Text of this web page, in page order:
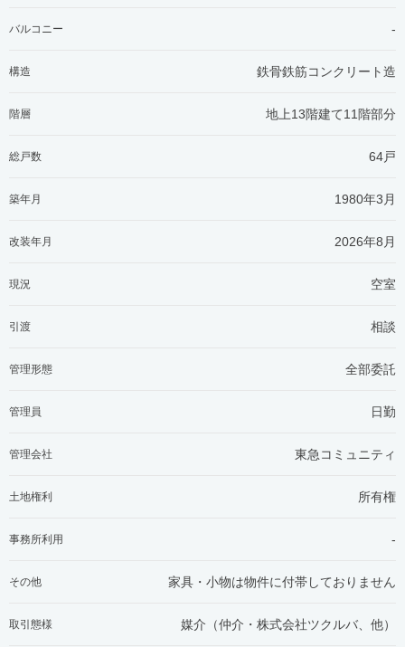
バルコニー -
構造 鉄骨鉄筋コンクリート造
階層 地上13階建て11階部分
総戸数 64戸
築年月 1980年3月
改装年月 2026年8月
現況 空室
引渡 相談
管理形態 全部委託
管理員 日勤
管理会社 東急コミュニティ
土地権利 所有権
事務所利用 -
その他 家具・小物は物件に付帯しておりません
取引態様 媒介（仲介・ 株式会社ツクルバ、他）